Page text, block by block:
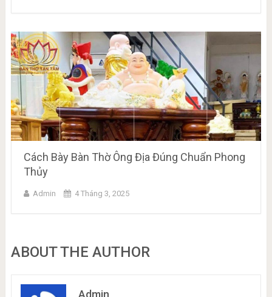
Cách Bày Bàn Thờ Ông Địa Đúng Chuẩn Phong
Thủy
Admin 4 Tháng 3, 2025
ABOUT THE AUTHOR
Admin